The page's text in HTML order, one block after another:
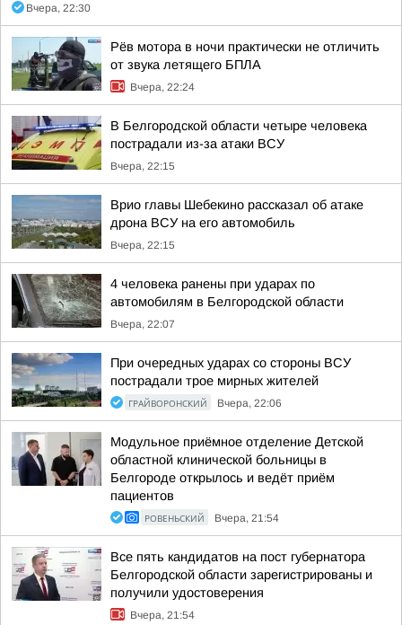
Вчера, 22:30
Рёв мотора в ночи практически не отличить
от звука летящего БПЛА
Вчера, 22:24
В Белгородской области четыре человека
пострадали из-за атаки ВСУ
Вчера, 22:15
Врио главы Шебекино рассказал об атаке
дрона ВСУ на его автомобиль
Вчера, 22:15
4 человека ранены при ударах по
автомобилям в Белгородской области
Вчера, 22:07
При очередных ударах со стороны ВСУ
пострадали трое мирных жителей
ГРАЙВОРОНСКИЙ Вчера, 22:06
Модульное приёмное отделение Детской
областной клинической больницы в
Белгороде открылось и ведёт приём
пациентов
РОВЕНЬСКИЙ Вчера, 21:54
Все пять кандидатов на пост губернатора
Белгородской области зарегистрированы и
получили удостоверения
Вчера, 21:54